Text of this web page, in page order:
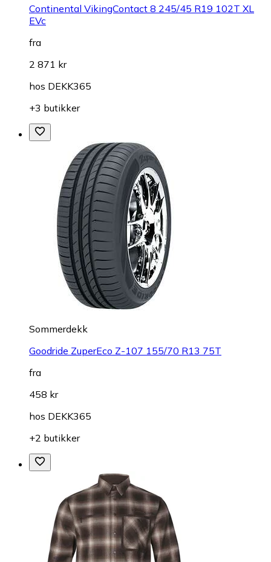
Continental VikingContact 8 245/45 R19 102T XL
EVc
fra
2 871 kr
hos DEKK365
+3 butikker
Sommerdekk
Goodride ZuperEco Z-107 155/70 R13 75T
fra
458 kr
hos DEKK365
+2 butikker